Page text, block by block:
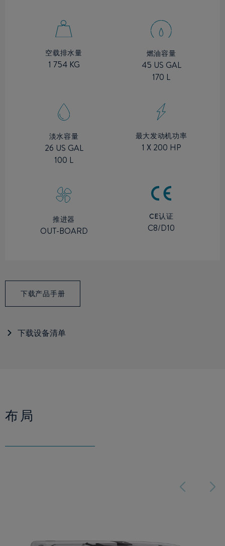
空载排水量
1 754 KG
燃油容量
45 US GAL
170 L
淡水容量
26 US GAL
100 L
最大发动机功率
1 X 200 HP
推进器
OUT-BOARD
CE认证
C8/D10
下载产品手册
下载设备清单
布局